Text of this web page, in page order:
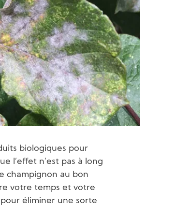
biologiques pour
l’effet n’est pas à long
champignon au bon
votre temps et votre
éliminer une sorte